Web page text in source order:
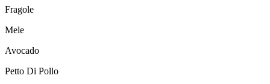
Fragole
Mele
Avocado
Pettо Di Pollo